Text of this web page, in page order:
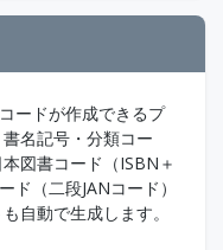
ードが作成できるプ
名記号・分類コー
図書コード（ISBN＋
ド（二段JANコード）
自動で生成します。